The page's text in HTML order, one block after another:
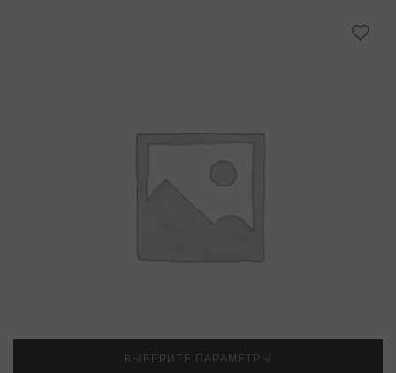
ВЫБЕРИТЕ ПАРАМЕТРЫ